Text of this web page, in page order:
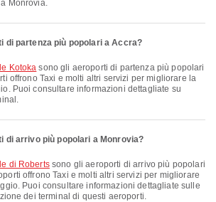
a Monrovia.
di partenza più popolari a Accra?
Kotoka sono gli aeroporti di partenza più popolari
offrono Taxi e molti altri servizi per migliorare la
Puoi consultare informazioni dettagliate su
di arrivo più popolari a Monrovia?
di Robertssono gli aeroporti di arrivo più popolari
offrono Taxi e molti altri servizi per migliorare
Puoi consultare informazioni dettagliate sulle
dei terminal di questi aeroporti.